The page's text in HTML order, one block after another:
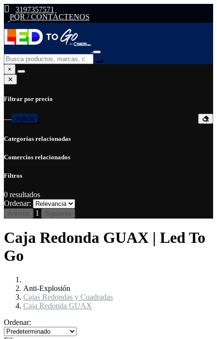
3197357571
PQR / CONTÁCTENOS
×
✕
Filtrar por precio
— Aplicar
Categorías relacionadas
Comercios relacionados
Filtros
0 resultados
Ordenar:
Anterior 1 Siguiente
Caja Redonda GUAX | Led To
Go
Anti-Explosión
Cajas Redondas y Cuadradas
Caja Redonda GUAX
Ordenar: